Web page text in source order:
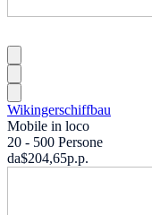
Wikingerschiffbau
Mobile in loco
20 - 500 Persone
da$204,65p.p.